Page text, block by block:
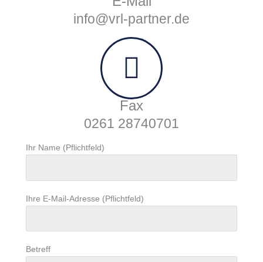
info@vrl-partner.de
Fax
0261 28740701
Ihr Name (Pflichtfeld)
Ihre E-Mail-Adresse (Pflichtfeld)
Betreff